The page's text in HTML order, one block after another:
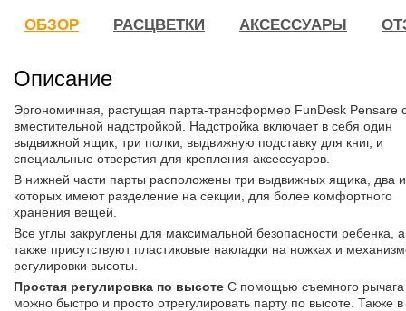
ОБЗОР РАСЦВЕТКИ АКСЕССУАРЫ
Описание
Эргономичная, растущая парта-трансформер FunDesk Pensare
вместительной надстройкой. Надстройка включает в себя один
выдвижной ящик, три полки, выдвижную подставку для книг, и
специальные отверстия для крепления аксессуаров.
В нижней части парты расположены три выдвижных ящика, два
которых имеют разделение на секции, для более комфортного
хранения вещей.
Все углы закруглены для максимальной безопасности ребенка, а
также присутствуют пластиковые накладки на ножках и
регулировки высоты.
Простая регулировка по высоте С помощью съемного рычага
можно быстро и просто отрегулировать парту по высоте. Также в